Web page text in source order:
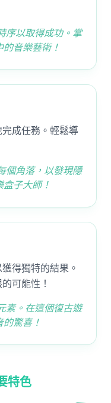
序以取得成功。掌
音樂藝術！
成任務。輕鬆導
個角落，以發現隱
子大師！
得獨特的結果。
可能性！
素。在這個復古遊
驚喜！
特色